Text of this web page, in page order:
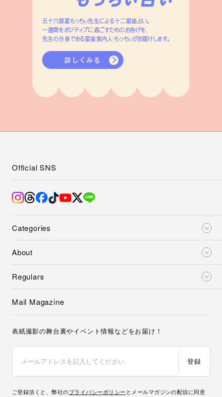
五十六謀星もっちぃ先生による十二星座占い。
一週間をポジティブに過ごすためのお告げを、
先生の分身である星座案内人・もっちぃがお届けします。
詳しくみる
Categories
About
Regulars
Official SNS
Mail Magazine
表紙撮影の舞台裏やイベント情報などをお届け！
登録
ご登録頂くと、弊社のプライバシーポリシー とメールマガジンの配信に同意